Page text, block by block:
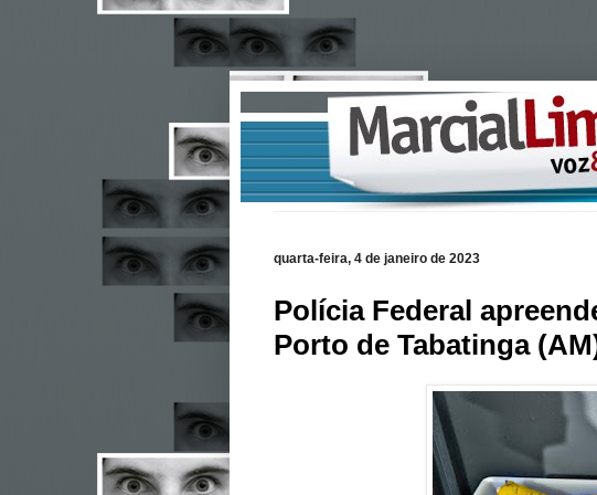
quarta-feira, 4 de janeiro de 2023
Polícia Federal
Porto de Tabatinga